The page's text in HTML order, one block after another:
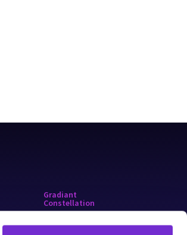
Gradiant
Constellation